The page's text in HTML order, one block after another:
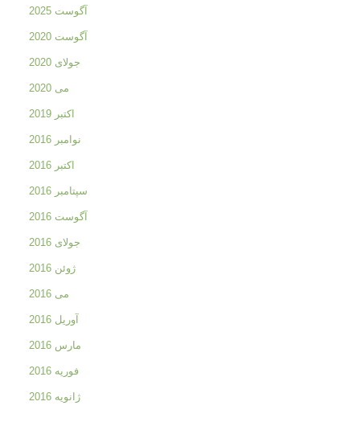
آگوست 2025
آگوست 2020
جولای 2020
می 2020
اکتبر 2019
نوامبر 2016
اکتبر 2016
سپتامبر 2016
آگوست 2016
جولای 2016
ژوئن 2016
می 2016
آوریل 2016
مارس 2016
فوریه 2016
ژانویه 2016